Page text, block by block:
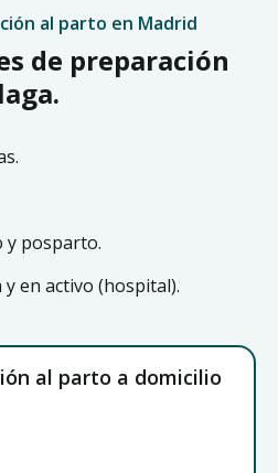
al parto en Madrid
de preparación
y posparto.
en activo (hospital).
al parto a domicilio